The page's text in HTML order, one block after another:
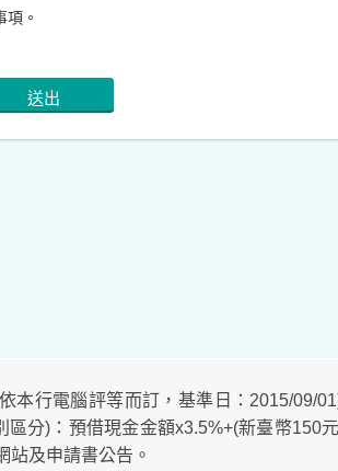
項。
送出
本行電腦評等而訂，基準日：2015/09/
區分)：預借現金金額x3.5%+(新臺幣150
站及申請書公告。